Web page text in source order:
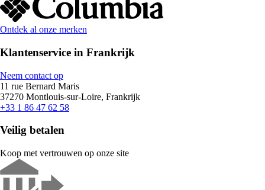
Ontdek al onze merken
Klantenservice in Frankrijk
Neem contact op
11 rue Bernard Maris
37270 Montlouis-sur-Loire, Frankrijk
+33 1 86 47 62 58
Veilig betalen
Koop met vertrouwen op onze site